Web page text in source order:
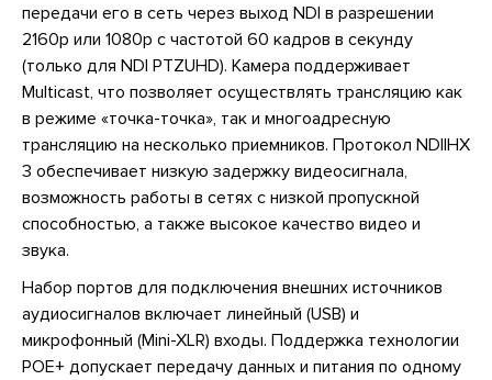
передачи его в сеть через выход NDI в разрешении
2160p или 1080p с частотой 60 кадров в секунду
(только для NDI PTZUHD). Камера поддерживает
Multicast, что позволяет осуществлять трансляцию как
в режиме «точка-точка», так и многоадресную
трансляцию на несколько приемников. Протокол NDI|HX
3 обеспечивает низкую задержку видеосигнала,
возможность работы в сетях с низкой пропускной
способностью, а также высокое качество видео и
звука.
Набор портов для подключения внешних источников
аудиосигналов включает линейный (USB) и
микрофонный (Mini-XLR) входы. Поддержка технологии
POE+ допускает передачу данных и питания по одному